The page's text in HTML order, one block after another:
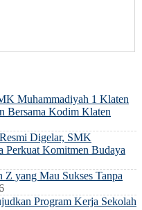
Muhammadiyah 1 Klaten
Bersama Kodim Klaten
Digelar, SMK
Perkuat Komitmen Budaya
yang Mau Sukses Tanpa
Program Kerja Sekolah